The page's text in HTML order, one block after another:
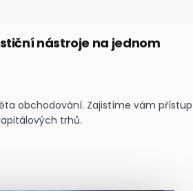
nástroje na jednom
obchodování. Zajistíme vám přístup
trhů.